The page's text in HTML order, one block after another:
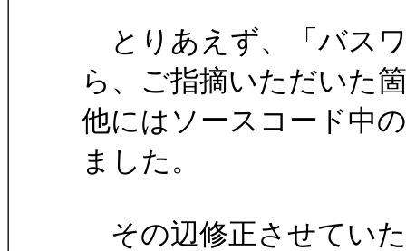
とりあえず、「バス
ら、ご指摘いただいた
他にはソースコード中
ました。
その辺修正させてい